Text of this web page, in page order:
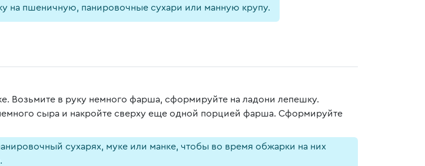
на пшеничную, панировочные сухари или манную крупу.
Возьмите в руку немного фарша, сформируйте на ладони лепешку.
сыра и накройте сверху еще одной порцией фарша. Сформируйте
сухарях, муке или манке, чтобы во время обжарки на них